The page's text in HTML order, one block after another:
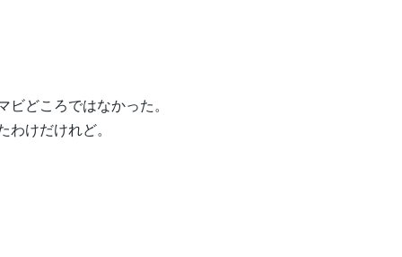
ビどころではなかった。
わけだけれど。